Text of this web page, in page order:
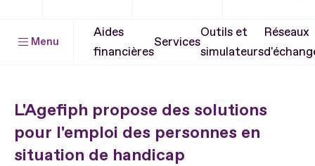
Menu
Aides
financières
Services
Outils et
simulateurs
Réseaux
L'Agefiph propose des solutions
pour l'emploi des personnes en
situation de handicap